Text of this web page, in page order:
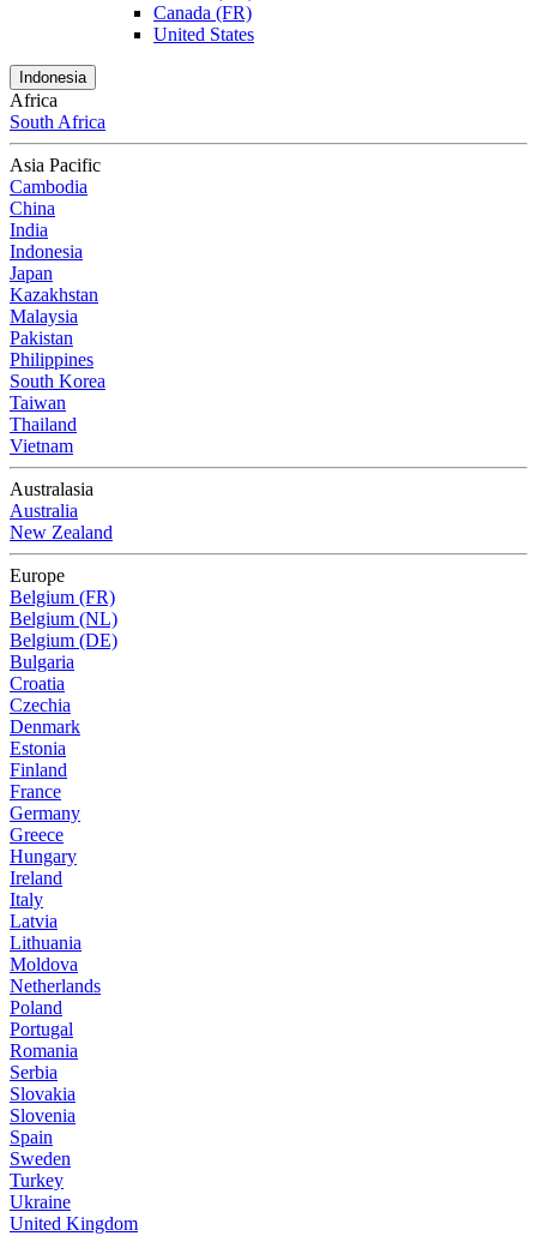
Canada (FR)
United States
Indonesia
Africa
South Africa
Asia Pacific
Cambodia
China
India
Indonesia
Japan
Kazakhstan
Malaysia
Pakistan
Philippines
South Korea
Taiwan
Thailand
Vietnam
Australasia
Australia
New Zealand
Europe
Belgium (FR)
Belgium (NL)
Belgium (DE)
Bulgaria
Croatia
Czechia
Denmark
Estonia
Finland
France
Germany
Greece
Hungary
Ireland
Italy
Latvia
Lithuania
Moldova
Netherlands
Poland
Portugal
Romania
Serbia
Slovakia
Slovenia
Spain
Sweden
Turkey
Ukraine
United Kingdom